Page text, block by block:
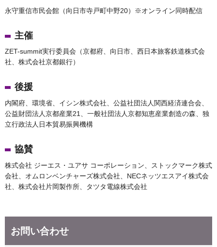
永守重信市民会館（向日市寺戸町中野20）※オンライン同時配信
主催
ZET-summit実行委員会（京都府、向日市、西日本旅客鉄道株式会
社、株式会社京都銀行）
後援
内閣府、環境省、イシン株式会社、公益社団法人関西経済連合会、
公益財団法人京都産業21、一般社団法人京都知恵産業創造の森、独
立行政法人日本貿易振興機構
協賛
株式会社 ジーエス・ユアサ コーポレーション、ストックマーク株式
会社、オムロンベンチャーズ株式会社、NECネッツエスアイ株式会
社、株式会社片岡製作所、タツタ電線株式会社
お問い合わせ